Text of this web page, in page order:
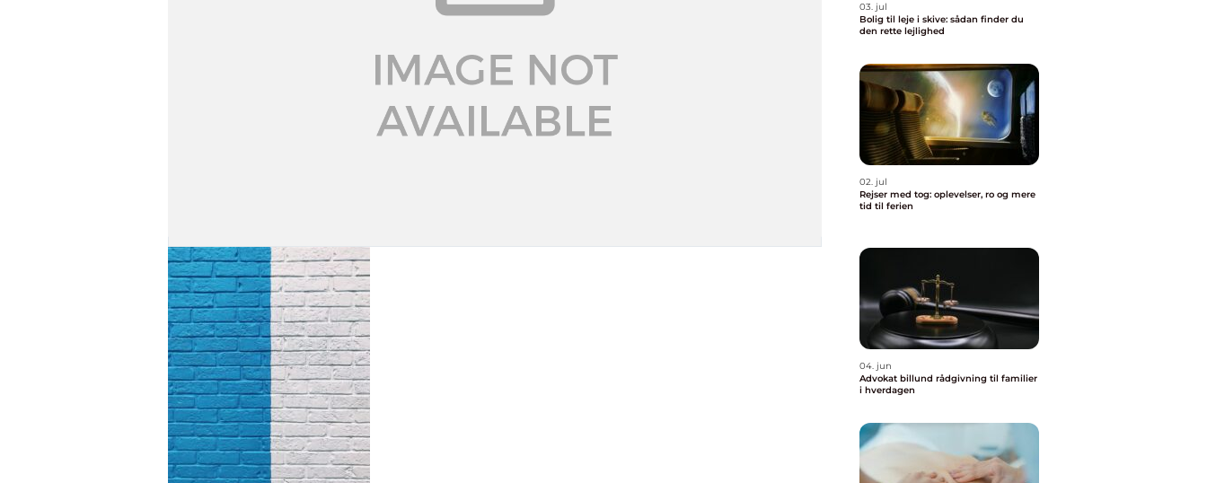
03. jul
Bolig til leje i skive: sådan finder du
den rette lejlighed
02. jul
Rejser med tog: oplevelser, ro og mere
tid til ferien
04. jun
Advokat billund rådgivning til familier
i hverdagen